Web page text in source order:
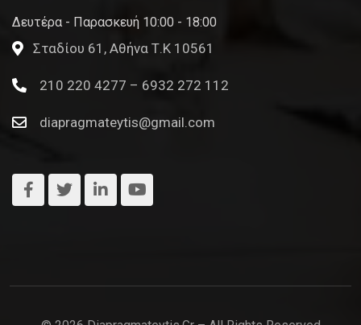
Δευτέρα - Παρασκευή 10:00 - 18:00
Σταδίου 61, Αθήνα Τ.Κ 10561
210 220 4277 – 6932 272 112
diapragmateytis@gmail.com